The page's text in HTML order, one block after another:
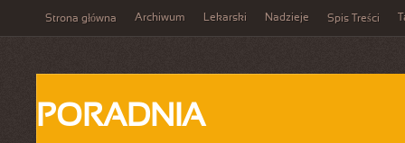
Strona główna Archiwum Lekarski Nadzieje Spis Treści
PORADNIA